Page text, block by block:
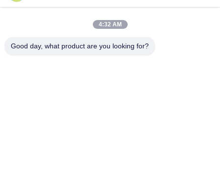
4:32 AM
Good day, what product are you looking for?